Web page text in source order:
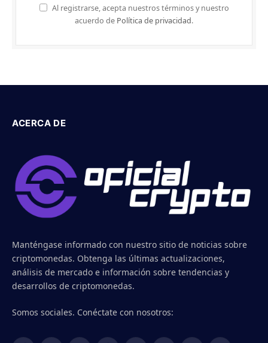
Al registrarse, acepta nuestros términos y nuestro
acuerdo de Política de privacidad.
ACERCA DE
Manténgase informado con nuestro sitio de noticias sobre
criptomonedas. Obtenga las últimas actualizaciones,
análisis de mercado e información sobre tendencias y
desarrollos de criptomonedas.
Somos sociales. Conéctate con nosotros: